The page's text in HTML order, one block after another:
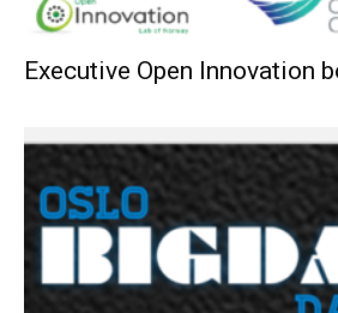
Executive Open Innovation